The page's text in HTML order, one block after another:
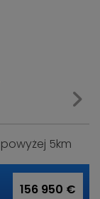
powyżej 5km
156 950 €